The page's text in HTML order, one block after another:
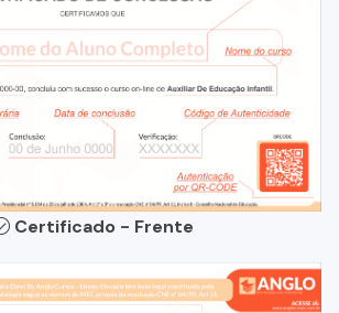
Certificado - Frente